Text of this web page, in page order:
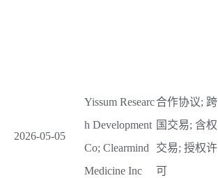
2026-05-05
Yissum Researc
h Development
Co; Clearmind
Medicine Inc
合作协议; 跨
国交易; 含权
交易; 授权许
可